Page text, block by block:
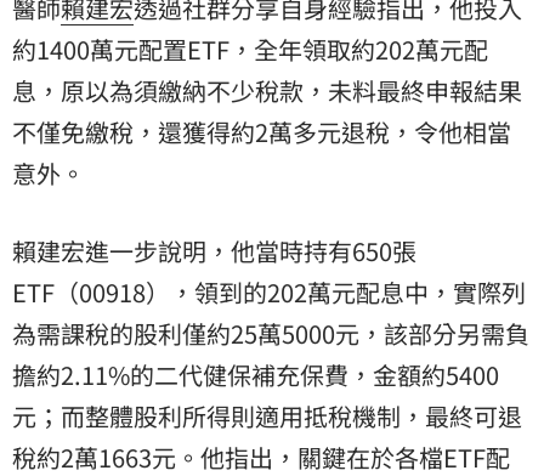
醫師賴建宏透過社群分享自身經驗指出，他投入
約1400萬元配置ETF，全年領取約202萬元配
息，原以為須繳納不少稅款，未料最終申報結果
不僅免繳稅，還獲得約2萬多元退稅，令他相當
意外。
賴建宏進一步說明，他當時持有650張
ETF（00918），領到的202萬元配息中，實際列
為需課稅的股利僅約25萬5000元，該部分另需負
擔約2.11%的二代健保補充保費，金額約5400
元；而整體股利所得則適用抵稅機制，最終可退
稅約2萬1663元。他指出，關鍵在於各檔ETF配